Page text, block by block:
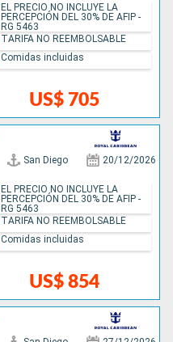
US$ 705
EL PRECIO NO INCLUYE LA
PERCEPCIÓN DEL 30% DE AFIP -
RG 5463
TARIFA NO REEMBOLSABLE
Comidas incluidas
San Diego 20/12/2026
US$ 854
EL PRECIO NO INCLUYE LA
PERCEPCIÓN DEL 30% DE AFIP -
RG 5463
TARIFA NO REEMBOLSABLE
Comidas incluidas